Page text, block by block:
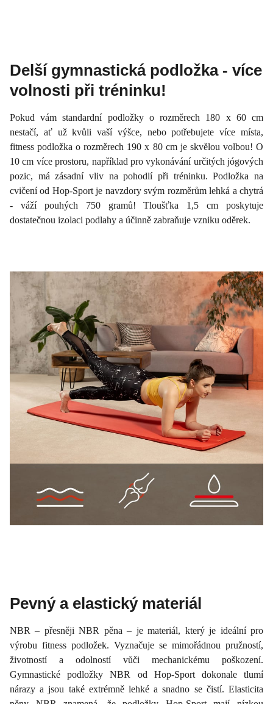
Delší gymnastická podložka - více
volnosti při tréninku!
Pokud vám standardní podložky o rozměrech 180 x 60 cm
nestačí, ať už kvůli vaší výšce, nebo potřebujete více místa,
fitness podložka o rozměrech 190 x 80 cm je skvělou volbou! O
10 cm více prostoru, například pro vykonávání určitých jógových
pozic, má zásadní vliv na pohodlí při tréninku. Podložka na
cvičení od Hop-Sport je navzdory svým rozměrům lehká a chytrá
- váží pouhých 750 gramů! Tloušťka 1,5 cm poskytuje
dostatečnou izolaci podlahy a účinně zabraňuje vzniku oděrek.
Pevný a elastický materiál
NBR – přesněji NBR pěna – je materiál, který je ideální pro
výrobu fitness podložek. Vyznačuje se mimořádnou pružností,
životností a odolností vůči mechanickému poškození.
Gymnastické podložky NBR od Hop-Sport dokonale tlumí
nárazy a jsou také extrémně lehké a snadno se čistí. Elasticita